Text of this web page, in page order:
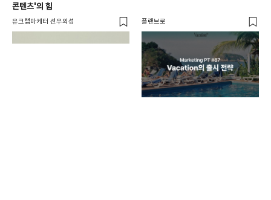
콘텐츠'의 힘
유크랩마케터 선우의성 플랜브로